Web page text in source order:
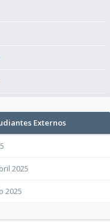
Externos
2025
2025